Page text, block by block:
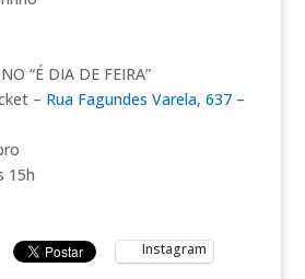
“É DIA DE FEIRA”
– Rua Fagundes Varela, 637 –
15h
Instagram